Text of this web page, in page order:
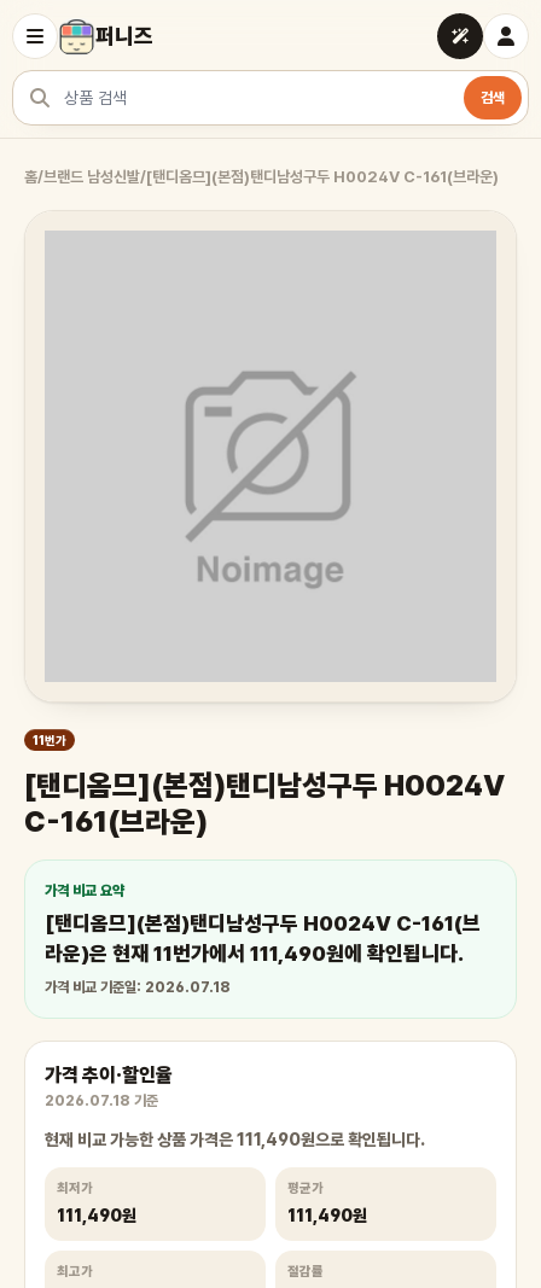
퍼니즈
상품 검색
검색
홈/브랜드 남성신발/[탠디옴므](본점)탠디남성구두 H0024V C-161(브라운)
11번가
[탠디옴므](본점)탠디남성구두 H0024V
C-161(브라운)
가격 비교 요약
[탠디옴므](본점)탠디남성구두 H0024V C-161(브
라운)은 현재 11번가에서 111,490원에 확인됩니다.
가격 비교 기준일: 2026.07.18
가격 추이·할인율
2026.07.18 기준
현재 비교 가능한 상품 가격은 111,490원으로 확인됩니다.
최저가
111,490원
평균가
111,490원
최고가 절감률